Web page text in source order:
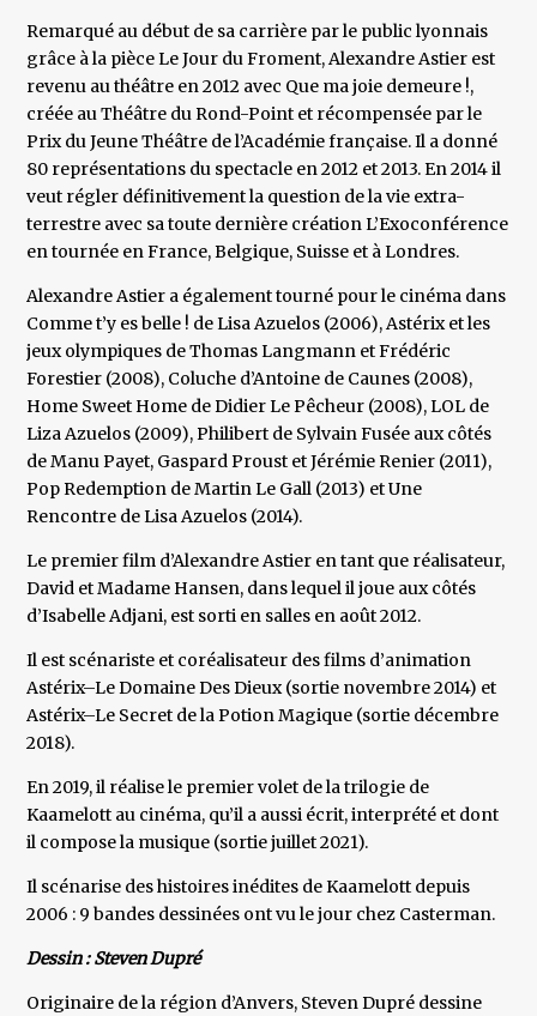
Remarqué au début de sa carrière par le public lyonnais
grâce à la pièce Le Jour du Froment, Alexandre Astier est
revenu au théâtre en 2012 avec Que ma joie demeure !,
créée au Théâtre du Rond-Point et récompensée par le
Prix du Jeune Théâtre de l’Académie française. Il a donné
80 représentations du spectacle en 2012 et 2013. En 2014 il
veut régler définitivement la question de la vie extra-
terrestre avec sa toute dernière création L’Exoconférence
en tournée en France, Belgique, Suisse et à Londres.
Alexandre Astier a également tourné pour le cinéma dans
Comme t’y es belle ! de Lisa Azuelos (2006), Astérix et les
jeux olympiques de Thomas Langmann et Frédéric
Forestier (2008), Coluche d’Antoine de Caunes (2008),
Home Sweet Home de Didier Le Pêcheur (2008), LOL de
Liza Azuelos (2009), Philibert de Sylvain Fusée aux côtés
de Manu Payet, Gaspard Proust et Jérémie Renier (2011),
Pop Redemption de Martin Le Gall (2013) et Une
Rencontre de Lisa Azuelos (2014).
Le premier film d’Alexandre Astier en tant que réalisateur,
David et Madame Hansen, dans lequel il joue aux côtés
d’Isabelle Adjani, est sorti en salles en août 2012.
Il est scénariste et coréalisateur des films d’animation
Astérix–Le Domaine Des Dieux (sortie novembre 2014) et
Astérix–Le Secret de la Potion Magique (sortie décembre
2018).
En 2019, il réalise le premier volet de la trilogie de
Kaamelott au cinéma, qu’il a aussi écrit, interprété et dont
il compose la musique (sortie juillet 2021).
Il scénarise des histoires inédites de Kaamelott depuis
2006 : 9 bandes dessinées ont vu le jour chez Casterman.
Dessin : Steven Dupré
Originaire de la région d’Anvers, Steven Dupré dessine